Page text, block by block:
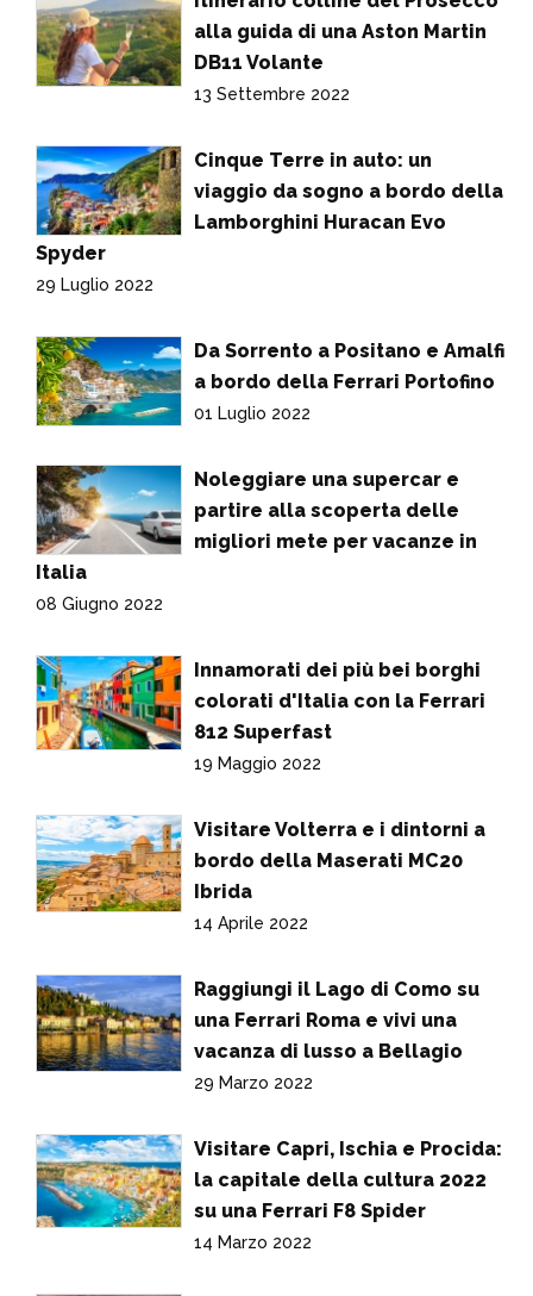
alla guida di una Aston Martin
DB11 Volante
13 Settembre 2022
Cinque Terre in auto: un
viaggio da sogno a bordo della
Lamborghini Huracan Evo
Spyder
29 Luglio 2022
Da Sorrento a Positano e Amalfi
a bordo della Ferrari Portofino
01 Luglio 2022
Noleggiare una supercar e
partire alla scoperta delle
migliori mete per vacanze in
Italia
08 Giugno 2022
Innamorati dei più bei borghi
colorati d'Italia con la Ferrari
812 Superfast
19 Maggio 2022
Visitare Volterra e i dintorni a
bordo della Maserati MC20
Ibrida
14 Aprile 2022
Raggiungi il Lago di Como su
una Ferrari Roma e vivi una
vacanza di lusso a Bellagio
29 Marzo 2022
Visitare Capri, Ischia e Procida:
la capitale della cultura 2022
su una Ferrari F8 Spider
14 Marzo 2022